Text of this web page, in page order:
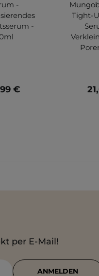
-
-
€
Tight-
per E-Mail!
ANMELDEN